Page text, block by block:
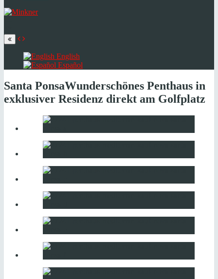
language
English
Español
Santa PonsaWunderschönes Penthaus in
exklusiver Residenz direkt am Golfplatz